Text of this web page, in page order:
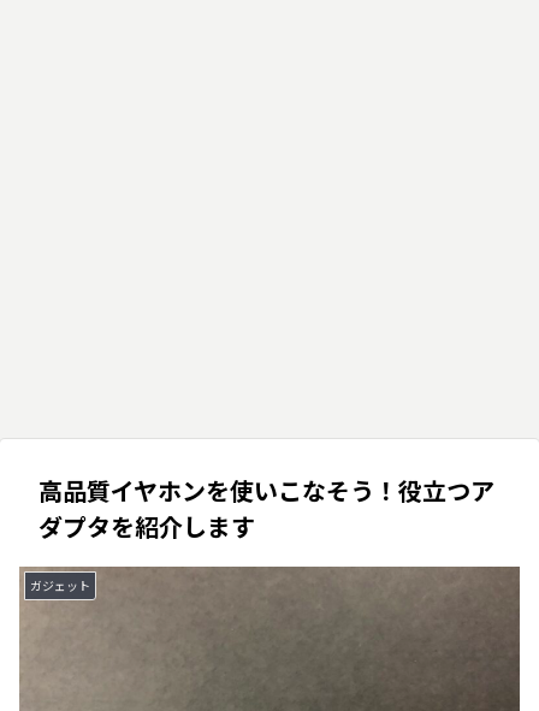
高品質イヤホンを使いこなそう！役立つア
ダプタを紹介します
ガジェット